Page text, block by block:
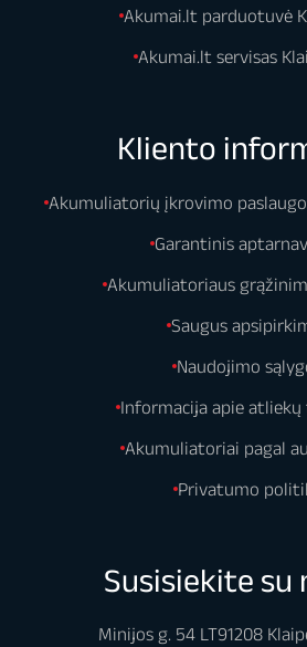
Akumai.lt parduotuvė
Akumai.lt servisas
Kliento
Akumuliatorių įkrovimo
Garantinis
Akumuliatoriaus
Saugus
Naudojimo
Informacija apie atliekų
Akumuliatoriai pagal
Privatumo
Susisiekite su
Minijos g. 54 LT91208